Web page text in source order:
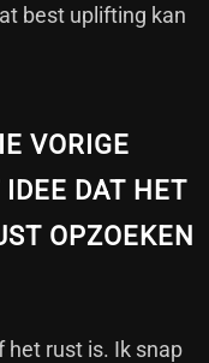
best uplifting kan
VORIGE
DAT HET
OPZOEKEN
het rust is. Ik snap